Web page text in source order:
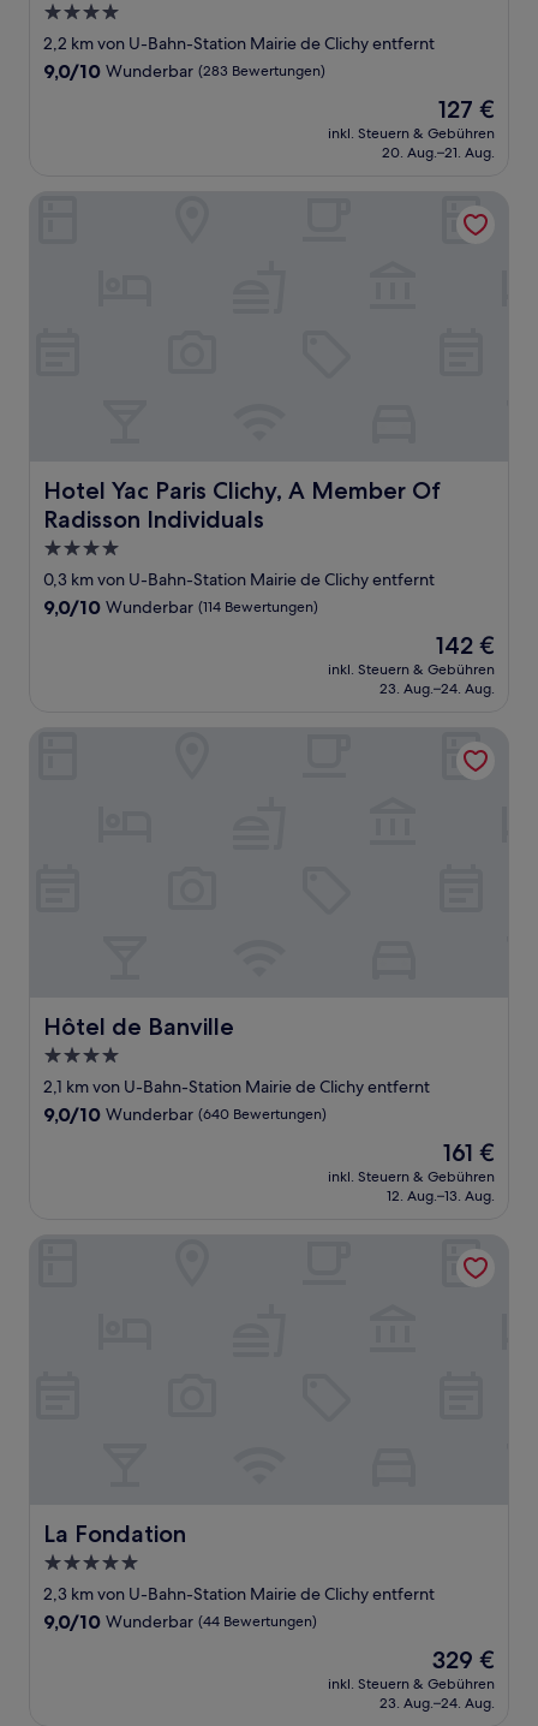
4.0-
Sterne-
Unterkunft
2,2 km von U-Bahn-Station Mairie de Clichy entfernt
9.0
9,0/10 Wunderbar (283 Bewertungen)
Der
Preis
beträgt
127 €
inkl. Steuern & Gebühren
20. Aug.–21. Aug.
Hotel Yac Paris Clichy, A Member Of
Radisson Individuals
Hotel Yac Paris Clichy, A Member Of Radisson Individuals
4.0-
Sterne-
Unterkunft
0,3 km von U-Bahn-Station Mairie de Clichy entfernt
9.0
9,0/10 Wunderbar (114 Bewertungen)
Der
Preis
beträgt
142 €
inkl. Steuern & Gebühren
23. Aug.–24. Aug.
Hotel Yac Paris Clichy, A Member Of Radisson Individuals
Hôtel de Banville
Hôtel de Banville
4.0-
Sterne-
Unterkunft
2,1 km von U-Bahn-Station Mairie de Clichy entfernt
9.0
9,0/10 Wunderbar (640 Bewertungen)
Der
Preis
beträgt
161 €
inkl. Steuern & Gebühren
12. Aug.–13. Aug.
La Fondation
La Fondation
5.0-
Sterne-
Unterkunft
2,3 km von U-Bahn-Station Mairie de Clichy entfernt
9.0
9,0/10 Wunderbar (44 Bewertungen)
Der
Preis
beträgt
329 €
inkl. Steuern & Gebühren
23. Aug.–24. Aug.